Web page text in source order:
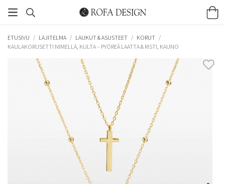
ETUSIVU / LAJITELMA / LAUKUT & ASUSTEET / KORUT /
KAULAKORUSETTI NIMELLÄ, KULTA – PYÖREÄ LAATTA & RISTI, KAUNO